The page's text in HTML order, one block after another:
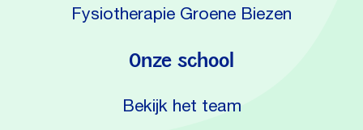
Onze school
Bekijk het team
Fysiotherapie Groene Biezen